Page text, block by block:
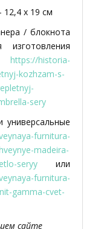
12,4 х 19 см
/ блокнота
https://historia-
kozhzam-s-
sery
furnitura-
madeira-
seryy или
furnitura-
gamma-cvet-
сайте